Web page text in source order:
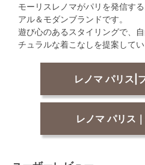
モーリスレノマがパリを発信す
アル＆モダンブランドです。
遊び心のあるスタイリングで、
チュラルな着こなしを提案してい
レノマ パリス|
レノマ パリス